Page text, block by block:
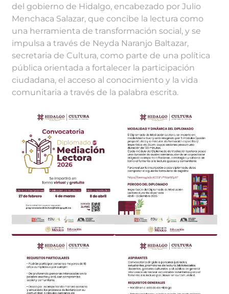
del gobierno de Hidalgo, encabezado por Julio
Menchaca Salazar, que concibe la lectura como
una herramienta de transformación social, y se
impulsa a través de Neyda Naranjo Baltazar,
secretaria de Cultura, como parte de una política
pública orientada a fortalecer la participación
ciudadana, el acceso al conocimiento y la vida
comunitaria a través de la palabra escrita.